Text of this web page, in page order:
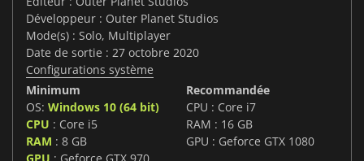
Développeur : Outer Planet Studios
Mode(s) : Solo, Multiplayer
Date de sortie : 27 octobre 2020
Configurations système
Minimum
OS: Windows 10 (64 bit)
CPU : Core i5
RAM : 8 GB
Recommandée
CPU : Core i7
RAM : 16 GB
GPU : Geforce GTX 1080